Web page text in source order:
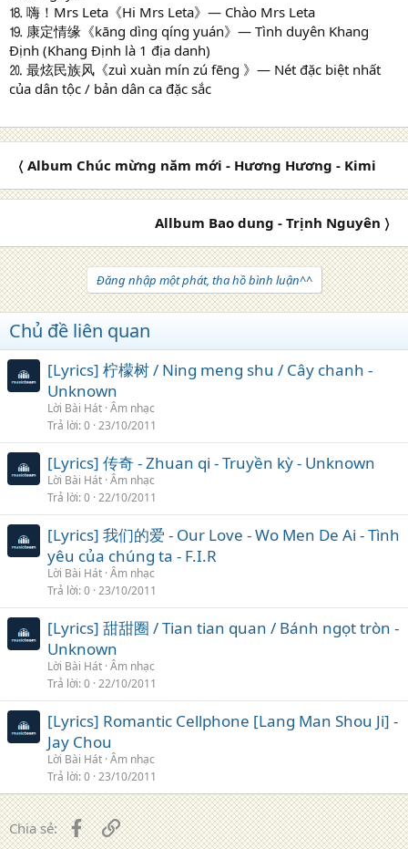
⒙ 嗨！Mrs Leta《Hi Mrs Leta》— Chào Mrs Leta
⒚ 康定情缘《kāng dìng qíng yuán》— Tình duyên Khang
Định (Khang Định là 1 địa danh)
⒛ 最炫民族风《zuì xuàn mín zú fēng 》— Nét đặc biệt nhất
của dân tộc / bản dân ca đặc sắc
〈 Album Chúc mừng năm mới - Hương Hương - Kimi
Allbum Bao dung - Trịnh Nguyên 〉
Đăng nhập một phát, tha hồ bình luận^^
Chủ đề liên quan
[Lyrics] 柠檬树 / Ning meng shu / Cây chanh -
Unknown
Lời Bài Hát Âm nhạc
Trả lời 0 23/10/2011
[Lyrics] 传奇 - Zhuan qi - Truyền kỳ - Unknown
Lời Bài Hát Âm nhạc
Trả lời 0 22/10/2011
[Lyrics] 我们的爱 - Our Love - Wo Men De Ai - Tình
yêu của chúng ta - F.I.R
Lời Bài Hát Âm nhạc
Trả lời 0 23/10/2011
[Lyrics] 甜甜圈 / Tian tian quan / Bánh ngọt tròn -
Unknown
Lời Bài Hát Âm nhạc
Trả lời 0 22/10/2011
[Lyrics] Romantic Cellphone [Lang Man Shou Ji] -
Jay Chou
Lời Bài Hát Âm nhạc
Trả lời 0 23/10/2011
Chia sẻ: FacebookLiên kết